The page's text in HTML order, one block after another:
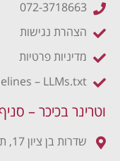
072-3718663
הצהרת נגישות
מדיניות פרטיות
– LLMs.txt
וטרינר בכיכר –
שדרות בן ציון 17, ת"א